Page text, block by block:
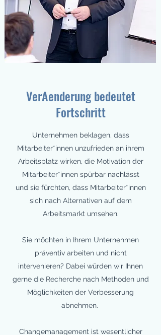
VerAenderung bedeutet
Fortschritt
Unternehmen beklagen, dass
Mitarbeiter*innen unzufrieden an ihrem
Arbeitsplatz wirken, die Motivation der
Mitarbeiter*innen spürbar nachlässt
und sie fürchten, dass Mitarbeiter*innen
sich nach Alternativen auf dem
Arbeitsmarkt umsehen.
Sie möchten in Ihrem Unternehmen
präventiv arbeiten und nicht
intervenieren? Dabei würden wir Ihnen
gerne die Recherche nach Methoden und
Möglichkeiten der Verbesserung
abnehmen.
Changemanagement ist wesentlicher